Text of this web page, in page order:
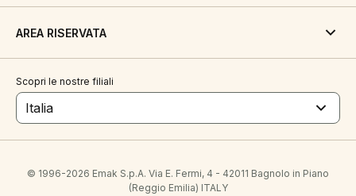
AREA RISERVATA
Scopri le nostre filiali
Italia
© 1996-2026 Emak S.p.A. Via E. Fermi, 4 - 42011 Bagnolo in Piano
(Reggio Emilia) ITALY